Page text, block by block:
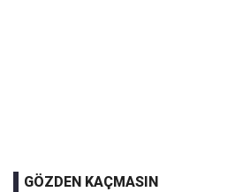
GÖZDEN KAÇMASIN